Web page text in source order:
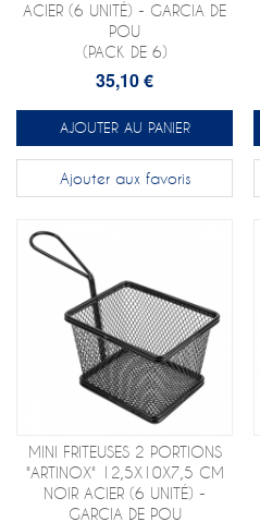
ACIER (6 UNITÉ) - GARCIA DE
POU
(PACK DE 6)
35,10 €
AJOUTER AU PANIER
Ajouter aux favoris
MINI FRITEUSES 2 PORTIONS
"ARTINOX" 12,5X10X7,5 CM
NOIR ACIER (6 UNITÉ) -
GARCIA DE POU